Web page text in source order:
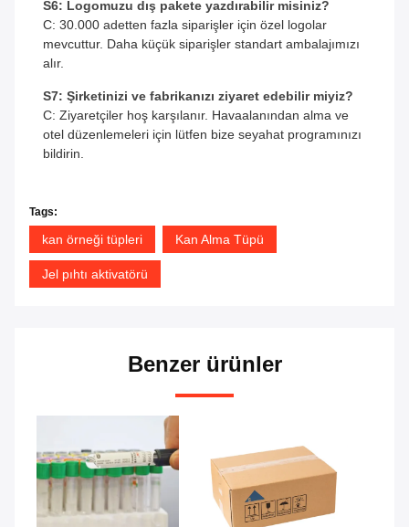
S6: Logomuzu dış pakete yazdırabilir misiniz?
C: 30.000 adetten fazla siparişler için özel logolar
mevcuttur. Daha küçük siparişler standart ambalajımızı
alır.
S7: Şirketinizi ve fabrikanızı ziyaret edebilir miyiz?
C: Ziyaretçiler hoş karşılanır. Havaalanından alma ve
otel düzenlemeleri için lütfen bize seyahat programınızı
bildirin.
Tags:
kan örneği tüpleri Kan Alma Tüpü
Jel pıhtı aktivatörü
Benzer ürünler